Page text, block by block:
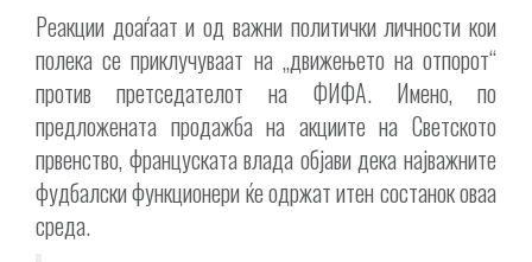
Реакции доаѓаат и од важни политички личности кои
полека се приклучуваат на „движењето на отпорот“
против претседателот на ФИФА. Имено, по
предложената продажба на акциите на Светското
првенство, француската влада објави дека најважните
фудбалски функционери ќе одржат итен состанок оваа
среда.